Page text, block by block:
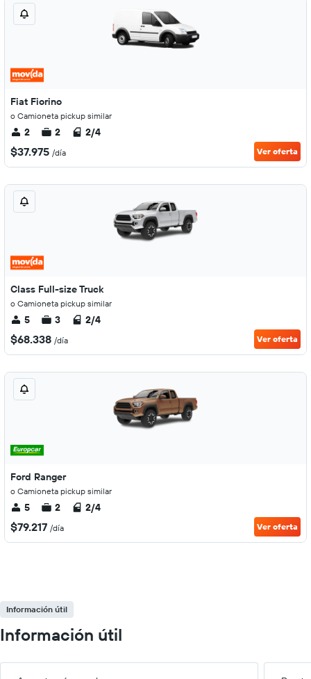
Fiat Fiorino
o Camioneta pickup similar
2 2 2/4
$37.975 /día Ver oferta
Class Full-size Truck
o Camioneta pickup similar
5 3 2/4
$68.338 /día Ver oferta
Ford Ranger
o Camioneta pickup similar
5 2 2/4
$79.217 /día Ver oferta
Información útil
Información útil